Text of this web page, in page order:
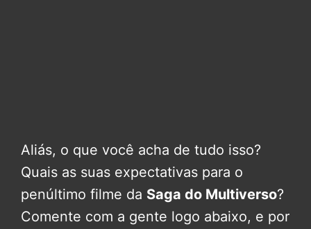
Aliás, o que você acha de tudo isso?
Quais as suas expectativas para o
penúltimo filme da Saga do Multiverso?
Comente com a gente logo abaixo, e por